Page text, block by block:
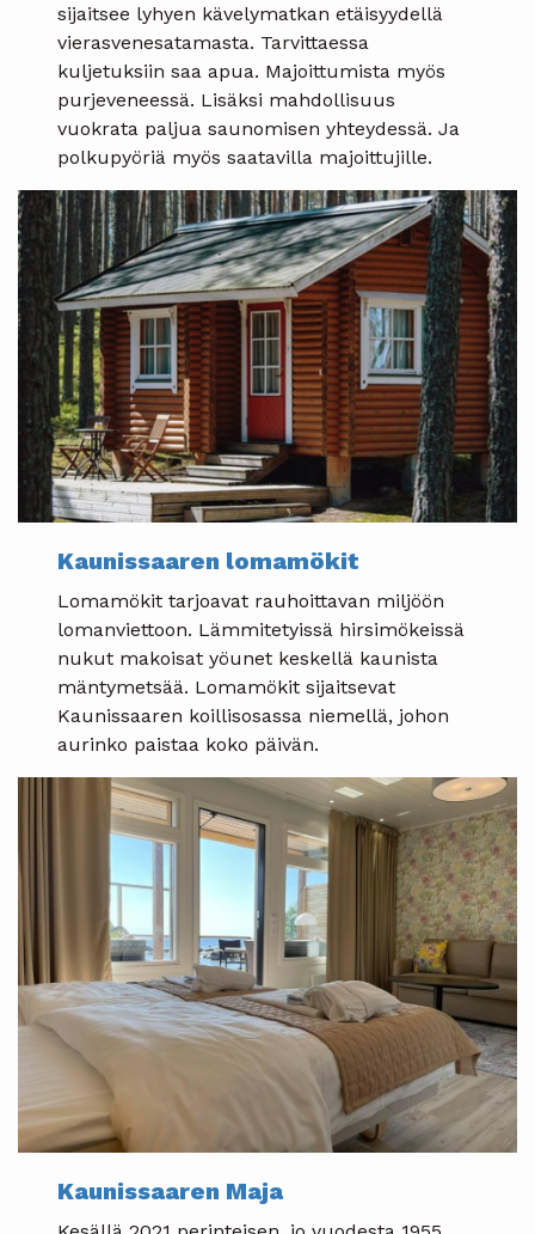
sijaitsee lyhyen kävelymatkan etäisyydellä
vierasvenesatamasta. Tarvittaessa
kuljetuksiin saa apua. Majoittumista myös
purjeveneessä. Lisäksi mahdollisuus
vuokrata paljua saunomisen yhteydessä. Ja
polkupyöriä myös saatavilla majoittujille.
Kaunissaaren lomamökit
Lomamökit tarjoavat rauhoittavan miljöön
lomanviettoon. Lämmitetyissä hirsimökeissä
nukut makoisat yöunet keskellä kaunista
mäntymetsää. Lomamökit sijaitsevat
Kaunissaaren koillisosassa niemellä, johon
aurinko paistaa koko päivän.
Kaunissaaren Maja